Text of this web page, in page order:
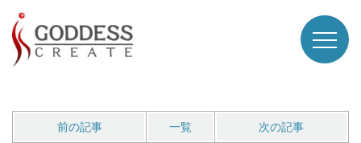
前の記事 一覧 次の記事